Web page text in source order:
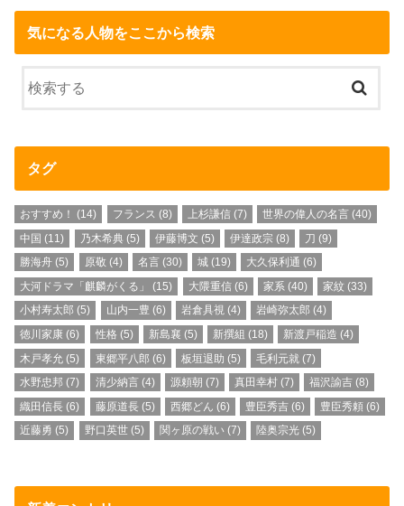
気になる人物をここから検索
タグ
おすすめ！ (14) フランス (8) 上杉謙信(7) 世界の偉人の名言 (40)
中国 (11) 乃木希典(5) 伊藤博文 (5) 伊達政宗 (8) 刀 (9)
勝海舟 (5) 原敬 (4) 名言(30) 城 (19) 大久保利通 (6)
大河ドラマ「麒麟がくる」
(15) 大隈重信(6) 家系(40) 家紋 (33)
小村寿太郎 (5) 山内一豊 (6) 岩倉具視(4) 岩崎弥太郎 (4)
徳川家康 (6) 性格 (5) 新島襄 (5) 新撰組 (18) 新渡戸稲造 (4)
木戸孝允 (5) 東郷平八郎 (6) 板垣退助 (5) 毛利元就 (7)
水野忠邦 (7) 清少納言(4) 源頼朝 (7) 真田幸村 (7) 福沢諭吉 (8)
織田信長 (6) 藤原道長(5) 西郷どん (6) 豊臣秀吉 (6) 豊臣秀頼 (6)
近藤勇 (5) 野口英世(5) 関ヶ原の戦い(7) 陸奥宗光 (5)